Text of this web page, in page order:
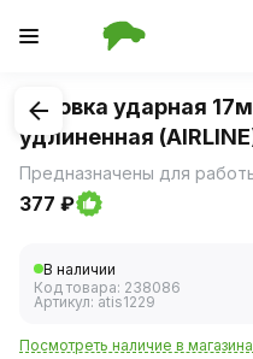
1/1
Головка ударная
удлиненная
377 ₽
В наличии
Код товара: 238086
Артикул: atis1229
Посмотреть наличие в